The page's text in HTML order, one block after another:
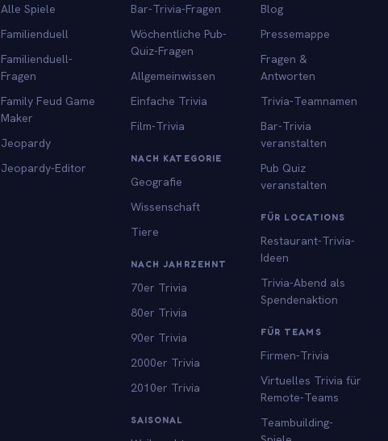
Alle Spiele
Familienduell
Familienduell-
Fragen
Family Feud Game
Maker
Jeopardy
Jeopardy-Editor
Bar-Trivia-Fragen
Wöchentliche Pub-
Quiz-Fragen
Allgemeinwissen
Einfache Trivia
Film-Trivia
NACH KATEGORIE
Geografie
Wissenschaft
Tiere
NACH JAHRZEHNT
70er Trivia
80er Trivia
90er Trivia
2000er Trivia
2010er Trivia
SAISONAL
Blog
Pressemappe
Fragen &
Antworten
Trivia-Teamnamen
Bar-Trivia
veranstalten
Pub Quiz
veranstalten
FÜR LOCATIONS
Restaurant-Trivia-
Ideen
Trivia-Abend als
Spendenaktion
FÜR TEAMS
Firmen-Trivia
Virtuelles Trivia für
Remote-Teams
Teambuilding-